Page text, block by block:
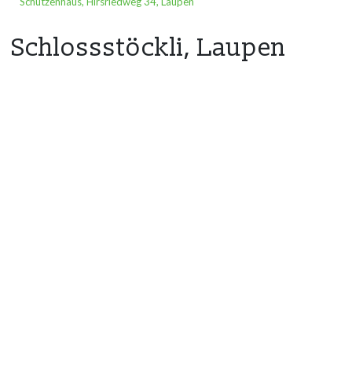
Schlossstöckli, Laupen